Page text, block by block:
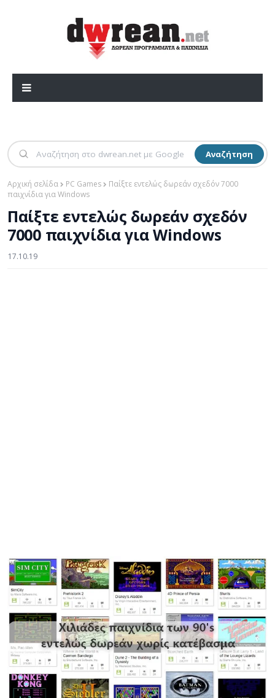
Αναζήτηση
Αρχική σελίδα PC Games
Παίξτε εντελώς δωρεάν σχεδόν 7000
παιχνίδια για Windows
Παίξτε εντελώς δωρεάν σχεδόν
7000 παιχνίδια για Windows
17.10.19